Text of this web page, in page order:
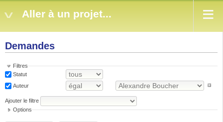
Aller à un projet...
Demandes
Filtres
Statut
Auteur
Ajouter le filtre
Options